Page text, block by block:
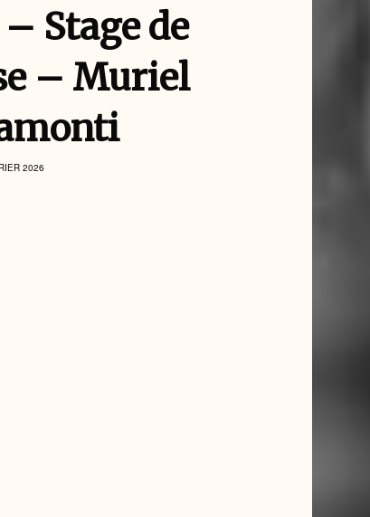
Stage de
– Muriel
2026